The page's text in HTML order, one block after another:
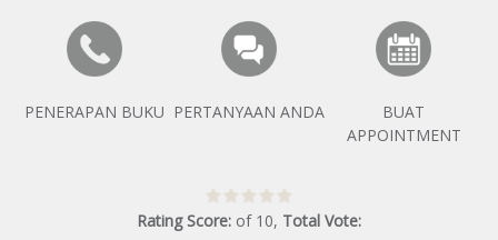
PENERAPAN BUKU PERTANYAAN ANDA
BUAT
APPOINTMENT
Rating Score: of 10, Total Vote: